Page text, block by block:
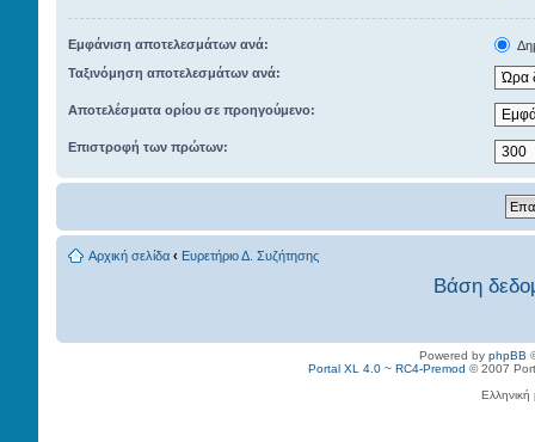
Εμφάνιση αποτελεσμάτων ανά:
Ταξινόμηση αποτελεσμάτων ανά:
Αποτελέσματα ορίου σε προηγούμενο:
Επιστροφή των πρώτων:
Αρχική σελίδα ‹ Ευρετήριο Δ. Συζήτησης
Βάση
Powered by phpBB
Portal XL 4.0 ~ RC4-Premod © 2007